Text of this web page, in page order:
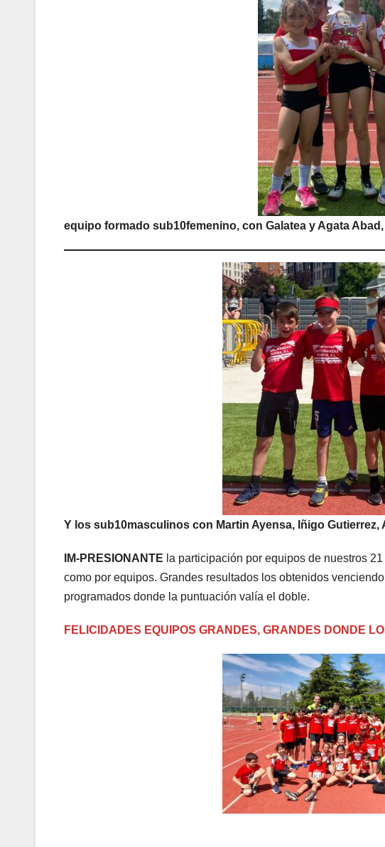
equipo formado sub10femenino, con Galatea y Agata
Y los sub10masculinos con Martin Ayensa, Iñigo
IM-PRESIONANTE la participación por equipos de nuestros
como por equipos. Grandes resultados los obtenidos
programados donde la puntuación valía el doble.
FELICIDADES EQUIPOS GRANDES, GRANDES DONDE